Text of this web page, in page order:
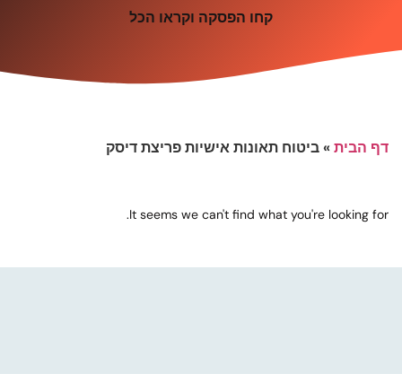
קחו הפסקה וקראו הכל
דף הבית»ביטוח תאונות אישיות פריצת דיסק
It seems we can't find what you're looking for.